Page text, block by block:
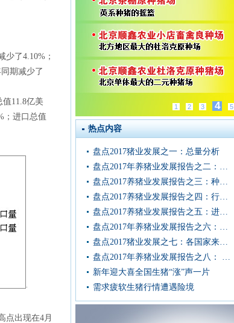
了4.10%；
期减少了
11.8亿美
；进口总值
点出现在4月
1 2 3 4 5
热点内容
盘点2017猪业发展之一：总量分析
盘点2017年养猪业发展报告之二：遗传改良
盘点2017养猪业发展报告之三：种猪市场
盘点2017养猪业发展报告之四：行情分析
盘点2017养猪业发展报告之五：进出口与消费
盘点2017年养猪业发展报告之六：原料分析
盘点2017猪业发展之七：各国家来源种猪性能试验与繁殖性能
盘点2017年养猪业发展报告之八： 2017年生猪出栏与人均消费
新年迎大喜全国生猪“涨”声一片
需求疲软生猪行情遭遇险境